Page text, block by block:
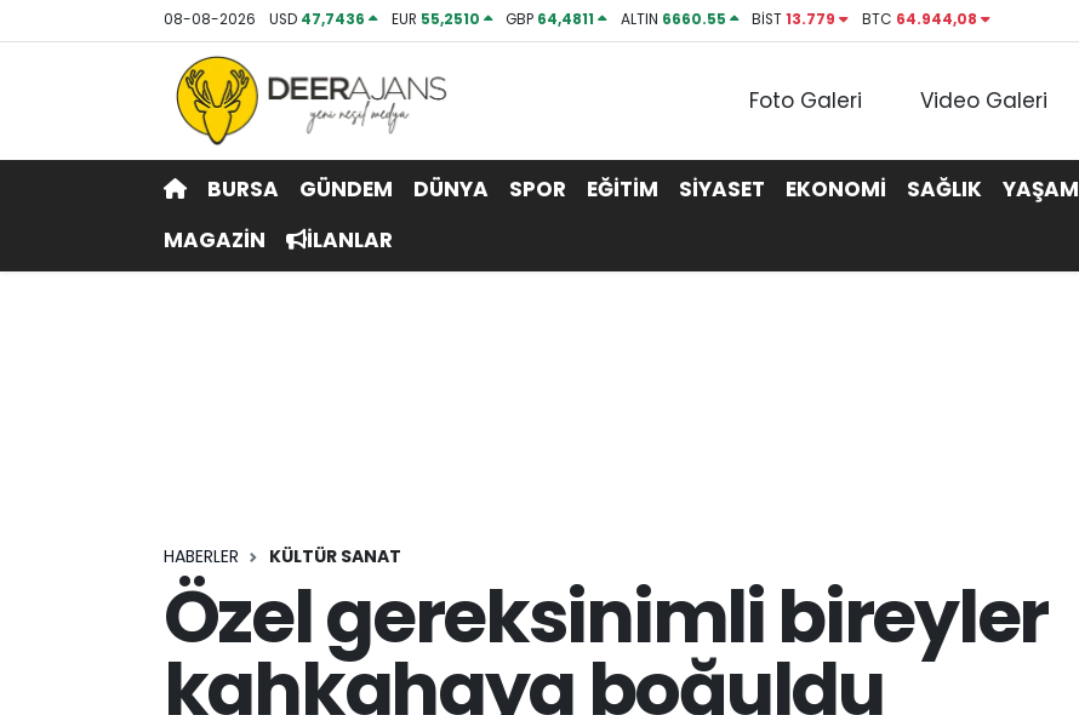
08-08-2026 USD 47,7436 EUR 55,2510 GBP 64,4811 ALTIN 6660.55 BİST13.779 BTC 64.944,08
Foto Galeri Video Galeri
BURSA GÜNDEM DÜNYA SPOR EĞİTİM SİYASET EKONOMİ SAĞLIK YAŞAM
MAGAZİN
İLANLAR
HABERLER KÜLTÜR SANAT
Özel gereksinimli bireyler
kahkahaya boğuldu
Hava Durumu
Trafik Durumu
Tüm Manşetler